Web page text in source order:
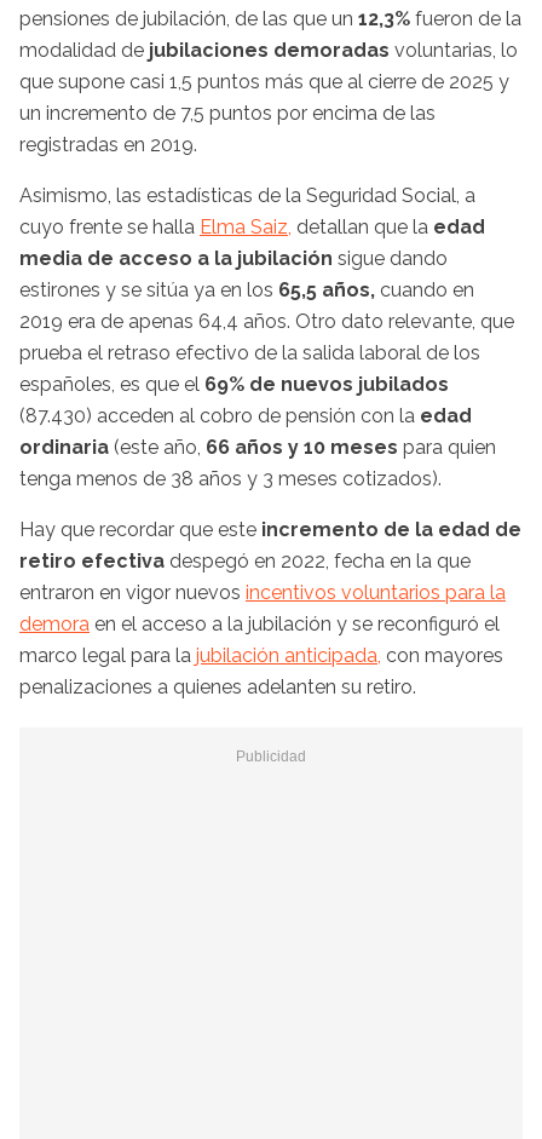
pensiones de jubilación, de las que un 12,3% fueron de la
modalidad de jubilaciones demoradas voluntarias, lo
que supone casi 1,5 puntos más que al cierre de 2025 y
un incremento de 7,5 puntos por encima de las
registradas en 2019.
Asimismo, las estadísticas de la Seguridad Social, a
cuyo frente se halla Elma Saiz, detallan que la edad
media de acceso a la jubilación sigue dando
estirones y se sitúa ya en los 65,5 años, cuando en
2019 era de apenas 64,4 años. Otro dato relevante, que
prueba el retraso efectivo de la salida laboral de los
españoles, es que el 69% de nuevos jubilados
(87.430) acceden al cobro de pensión con la edad
ordinaria (este año, 66 años y 10 meses para quien
tenga menos de 38 años y 3 meses cotizados).
Hay que recordar que este incremento de la edad de
retiro efectiva despegó en 2022, fecha en la que
entraron en vigor nuevos incentivos voluntarios para la
demora en el acceso a la jubilación y se reconfiguró el
marco legal para la jubilación anticipada, con mayores
penalizaciones a quienes adelanten su retiro.